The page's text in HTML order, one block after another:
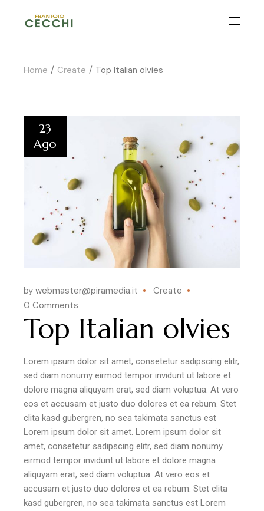
Home Create Top Italian olvies
23
Ago
by webmaster@piramedia.it
Create
0 Comments
Top Italian olvies
Lorem ipsum dolor sit amet, consetetur sadipscing elitr,
sed diam nonumy eirmod tempor invidunt ut labore et
dolore magna aliquyam erat, sed diam voluptua. At vero
eos et accusam et justo duo dolores et ea rebum. Stet
clita kasd gubergren, no sea takimata sanctus est
Lorem ipsum dolor sit amet. Lorem ipsum dolor sit
amet, consetetur sadipscing elitr, sed diam nonumy
eirmod tempor invidunt ut labore et dolore magna
aliquyam erat, sed diam voluptua. At vero eos et
accusam et justo duo dolores et ea rebum. Stet clita
kasd gubergren, no sea takimata sanctus est Lorem